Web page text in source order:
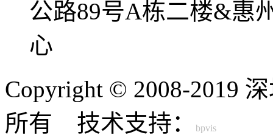
公路89号A栋二楼&惠
心
Copyright © 2008-2019
所有 技术支持：